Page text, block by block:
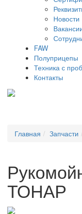
Новости
FAW
Полуприцепы
Техника с
Контакты
Главная Запчасти
ТОНАР